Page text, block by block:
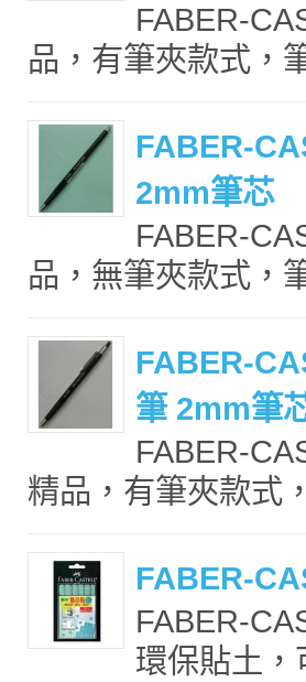
FABER-
品，有筆夾款式，
FABER-
2mm筆芯
FABER-
品，無筆夾款式，
FABER-
筆 2mm筆
FABER-
精品，有筆夾款式
FABER-
FABER-
環保貼土